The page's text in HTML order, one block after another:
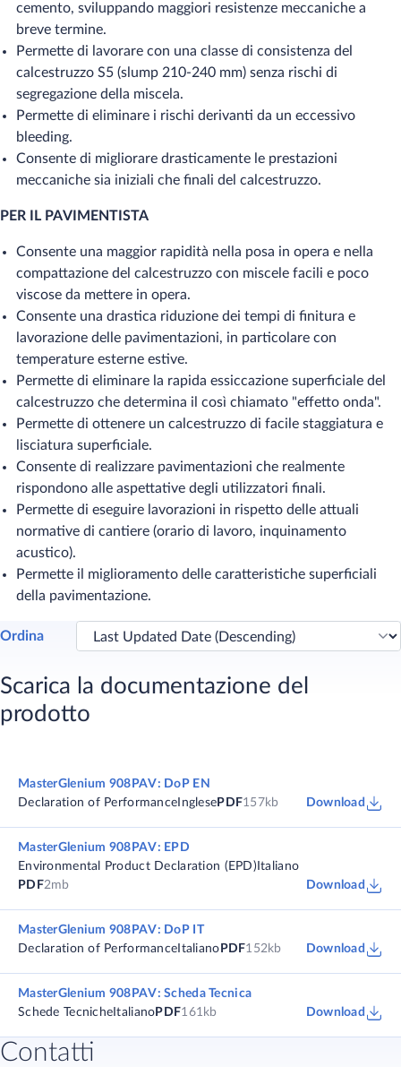
cemento, sviluppando maggiori resistenze meccaniche a
breve termine.
Permette di lavorare con una classe di consistenza del
calcestruzzo S5 (slump 210-240 mm) senza rischi di
segregazione della miscela.
Permette di eliminare i rischi derivanti da un eccessivo
bleeding.
Consente di migliorare drasticamente le prestazioni
meccaniche sia iniziali che finali del calcestruzzo.
PER IL PAVIMENTISTA
Consente una maggior rapidità nella posa in opera e nella
compattazione del calcestruzzo con miscele facili e poco
viscose da mettere in opera.
Consente una drastica riduzione dei tempi di finitura e
lavorazione delle pavimentazioni, in particolare con
temperature esterne estive.
Permette di eliminare la rapida essiccazione superficiale del
calcestruzzo che determina il così chiamato "effetto onda".
Permette di ottenere un calcestruzzo di facile staggiatura e
lisciatura superficiale.
Consente di realizzare pavimentazioni che realmente
rispondono alle aspettative degli utilizzatori finali.
Permette di eseguire lavorazioni in rispetto delle attuali
normative di cantiere (orario di lavoro, inquinamento
acustico).
Permette il miglioramento delle caratteristiche superficiali
della pavimentazione.
Ordina
Scarica la documentazione del
prodotto
MasterGlenium 908PAV: DoP EN
Declaration of Performance Inglese PDF157kb Download
MasterGlenium 908PAV: EPD
Environmental Product Declaration (EPD) Italiano
PDF2mb Download
MasterGlenium 908PAV: DoP IT
Declaration of Performance Italiano PDF152kb Download
MasterGlenium 908PAV: Scheda Tecnica
Schede Tecniche Italiano PDF161kb Download
Contatti